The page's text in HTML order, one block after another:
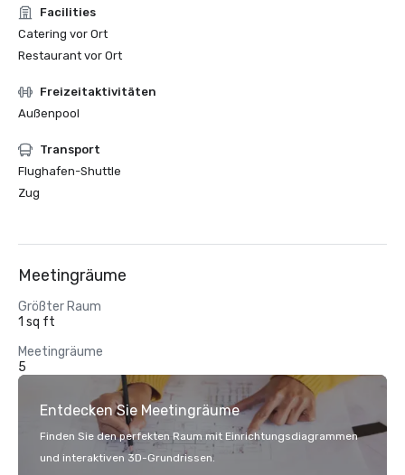
Facilities
Catering vor Ort
Restaurant vor Ort
Freizeitaktivitäten
Außenpool
Transport
Flughafen-Shuttle
Zug
Meetingräume
Größter Raum
1 sq ft
Meetingräume
5
Entdecken Sie Meetingräume
Finden Sie den perfekten Raum mit Einrichtungsdiagrammen
und interaktiven 3D-Grundrissen.